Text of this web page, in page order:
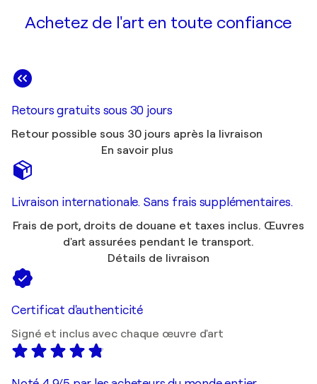
Achetez de l'art en toute confiance
Retours gratuits sous 30 jours
Retour possible sous 30 jours après la livraison
En savoir plus
Livraison internationale. Sans frais supplémentaires.
Frais de port, droits de douane et taxes inclus. Œuvres
d'art assurées pendant le transport.
Détails de livraison
Certificat d'authenticité
Signé et inclus avec chaque œuvre d'art